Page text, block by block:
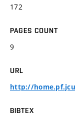
172
PAGES COUNT
9
URL
http://
BIBTEX